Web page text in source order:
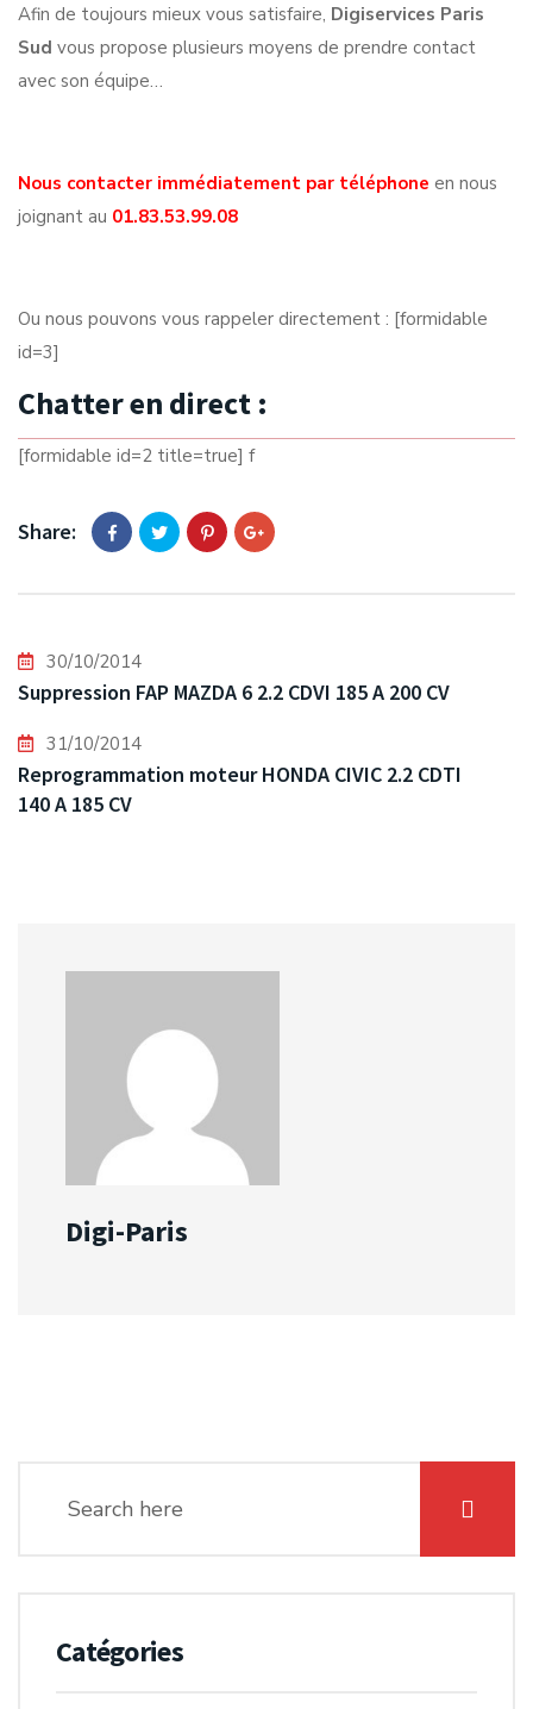
Afin de toujours mieux vous satisfaire, Digiservices Paris
Sud vous propose plusieurs moyens de prendre contact
avec son équipe…
Nous contacter immédiatement par téléphone en nous
joignant au 01.83.53.99.08
Ou nous pouvons vous rappeler directement : [formidable
id=3]
Chatter en direct :
[formidable id=2 title=true] f
Share:
30/10/2014
Suppression FAP MAZDA 6 2.2 CDVI 185 A 200 CV
31/10/2014
Reprogrammation moteur HONDA CIVIC 2.2 CDTI
140 A 185 CV
Digi-Paris
Catégories